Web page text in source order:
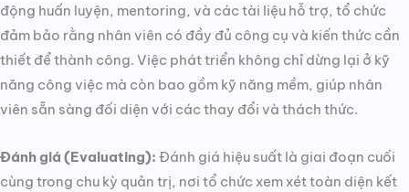
động huấn luyện, mentoring, và các tài liệu hỗ trợ, tổ chức
đảm bảo rằng nhân viên có đầy đủ công cụ và kiến thức cần
thiết để thành công. Việc phát triển không chỉ dừng lại ở kỹ
năng công việc mà còn bao gồm kỹ năng mềm, giúp nhân
viên sẵn sàng đối diện với các thay đổi và thách thức.
Đánh giá (Evaluating): Đánh giá hiệu suất là giai đoạn cuối
cùng trong chu kỳ quản trị, nơi tổ chức xem xét toàn diện kết